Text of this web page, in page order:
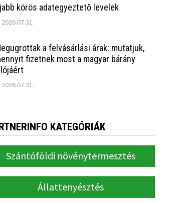
körös adategyeztető levelek
2026.07.31.
a felvásárlási árak: mutatjuk,
fizetnek most a magyar bárány
2026.07.31.
KATEGÓRIÁK
Szántóföldi növénytermesztés
Állattenyésztés